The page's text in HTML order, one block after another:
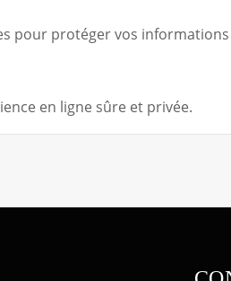
pour protéger vos
en ligne sûre et privée.